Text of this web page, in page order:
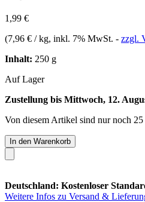
1,99 €
(7,96 € / kg, inkl. 7% MwSt. - zzgl.
Inhalt: 250 g
Auf Lager
Zustellung bis Mittwoch, 12.
Von diesem Artikel sind nur noch
In den Warenkorb
Deutschland: Kostenloser
Weitere Infos zu Versand &